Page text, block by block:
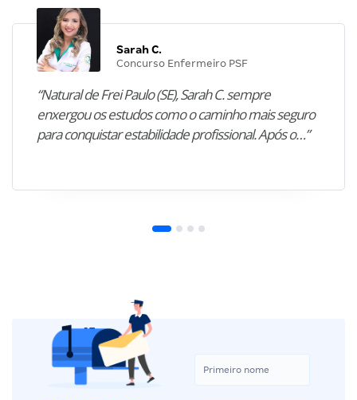
Sarah C.
Concurso Enfermeiro PSF
“Natural de Frei Paulo (SE), Sarah C. sempre
enxergou os estudos como o caminho mais seguro
para conquistar estabilidade profissional. Após o…”